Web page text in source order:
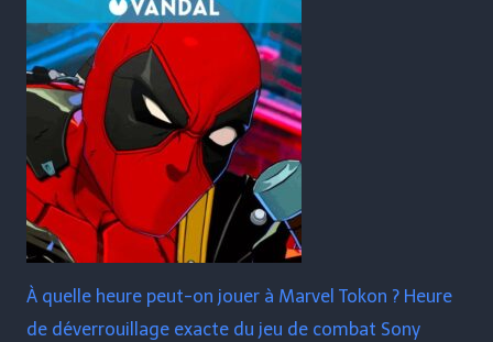
À quelle heure peut-on jouer à Marvel Tokon ? Heure
de déverrouillage exacte du jeu de combat Sony